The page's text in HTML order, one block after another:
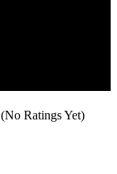
(No Ratings Yet)